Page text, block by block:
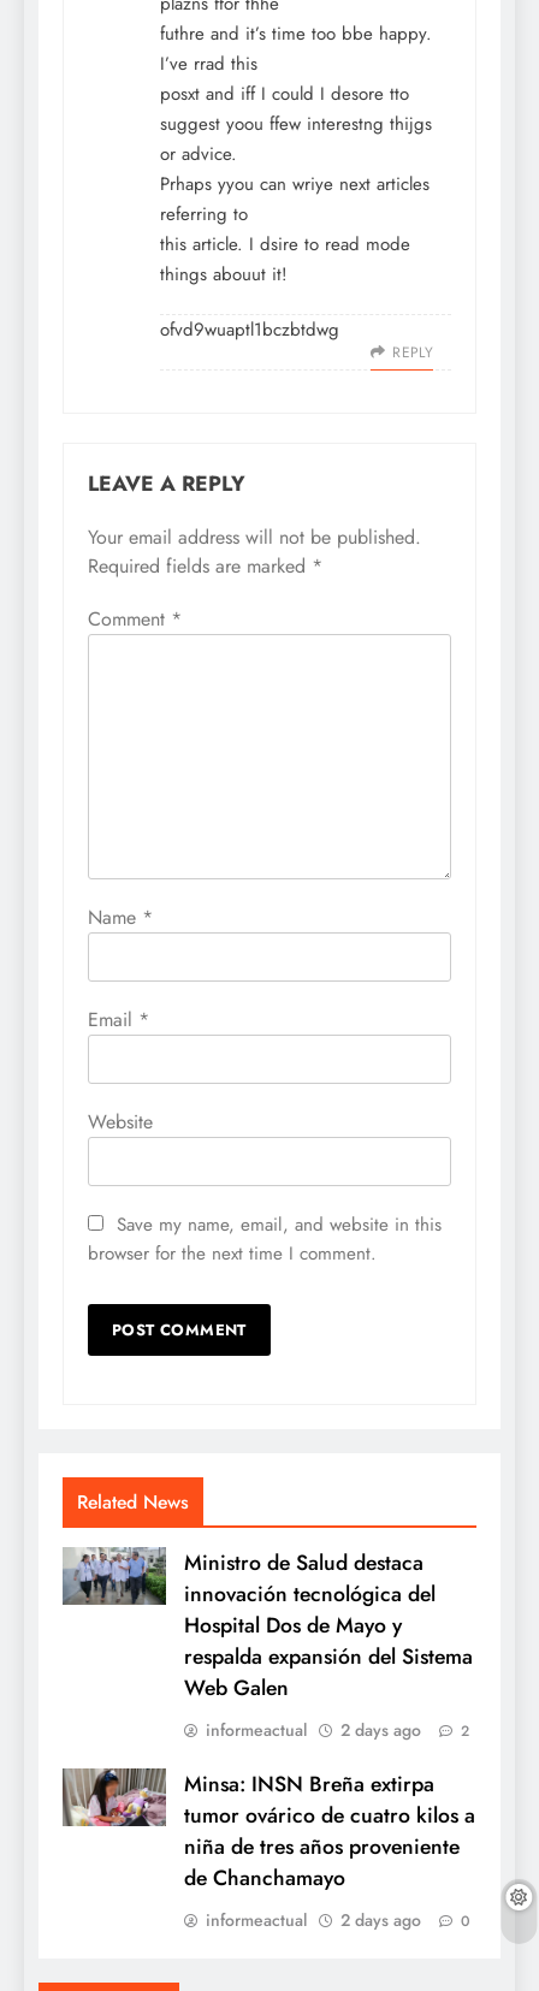
futhre and it’s time too bbe happy.
I’ve rrad this
posxt and iff I could I desore tto
suggest yoou ffew interestng thijgs
or advice.
Prhaps yyou can wriye next articles
referring to
this article. I dsire to read mode
things abouut it!
ofvd9wuaptl1bczbtdwg
REPLY
LEAVE A REPLY
Your email address will not be published.
Required fields are marked *
Comment *
Name *
Email *
Website
Save my name, email, and website in this
browser for the next time I comment.
Related News
Ministro de Salud destaca
innovación tecnológica del
Hospital Dos de Mayo y
respalda expansión del Sistema
Web Galen
informeactual 2 days ago 2
Minsa: INSN Breña extirpa
tumor ovárico de cuatro kilos a
niña de tres años proveniente
de Chanchamayo
informeactual 2 days ago 0